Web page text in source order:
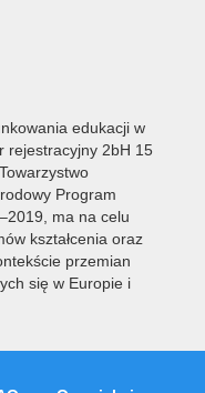
edukacji w
rejestracyjny 2bH 15
Program
ma na celu
kształcenia oraz
przemian
się w Europie i